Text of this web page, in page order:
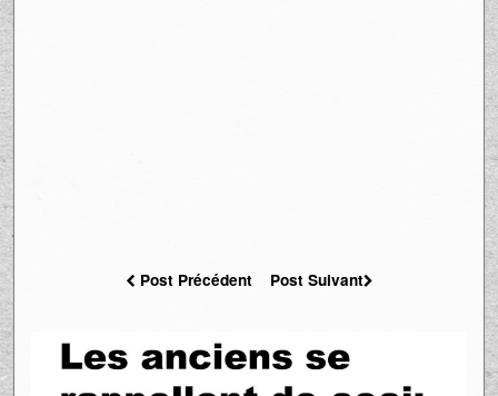
Post Précédent Post Suivant